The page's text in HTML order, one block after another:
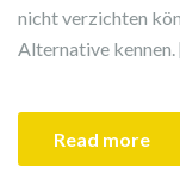
nicht verzichten
Alternative
Read more